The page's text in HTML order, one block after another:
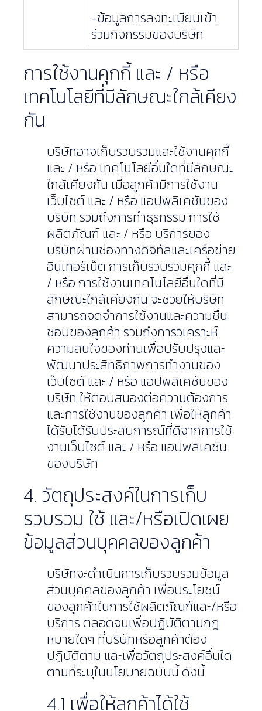
-ข้อมูลการลงทะเบียนเข้า
ร่วมกิจกรรมของบริษัท
การใช้งานคุกกี้ และ / หรือ
เทคโนโลยีที่มีลักษณะใกล้เคียง
กัน
บริษัทอาจเก็บรวบรวมและใช้งานคุกกี้
และ / หรือ เทคโนโลยีอื่นใดที่มีลักษณะ
ใกล้เคียงกัน เมื่อลูกค้ามีการใช้งาน
เว็บไซต์ และ / หรือ แอปพลิเคชันของ
บริษัท รวมถึงการทำธุรกรรม การใช้
ผลิตภัณฑ์ และ / หรือ บริการของ
บริษัทผ่านช่องทางดิจิทัลและเครือข่าย
อินเทอร์เน็ต การเก็บรวบรวมคุกกี้ และ
/ หรือ การใช้งานเทคโนโลยีอื่นใดที่มี
ลักษณะใกล้เคียงกัน จะช่วยให้บริษัท
สามารถจดจำการใช้งานและความชื่น
ชอบของลูกค้า รวมถึงการวิเคราะห์
ความสนใจของท่านเพื่อปรับปรุงและ
พัฒนาประสิทธิภาพการทำงานของ
เว็บไซต์ และ / หรือ แอปพลิเคชันของ
บริษัท ให้ตอบสนองต่อความต้องการ
และการใช้งานของลูกค้า เพื่อให้ลูกค้า
ได้รับได้รับประสบการณ์ที่ดีจากการใช้
งานเว็บไซต์ และ / หรือ แอปพลิเคชัน
ของบริษัท
4. วัตถุประสงค์ในการเก็บ
รวบรวม ใช้ และ/หรือเปิดเผย
ข้อมูลส่วนบุคคลของลูกค้า
บริษัทจะดำเนินการเก็บรวบรวมข้อมูล
ส่วนบุคคลของลูกค้า เพื่อประโยชน์
ของลูกค้าในการใช้ผลิตภัณฑ์และ/หรือ
บริการ ตลอดจนเพื่อปฏิบัติตามกฎ
หมายใดๆ ที่บริษัทหรือลูกค้าต้อง
ปฏิบัติตาม และเพื่อวัตถุประสงค์อื่นใด
ตามที่ระบุในนโยบายฉบับนี้ ดังนี้
4.1 เพื่อให้ลูกค้าได้ใช้